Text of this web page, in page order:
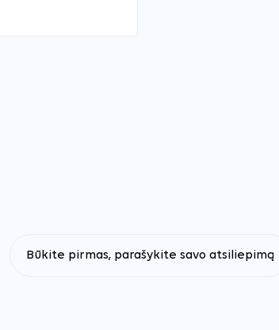
Būkite pirmas, parašykite savo atsiliepimą